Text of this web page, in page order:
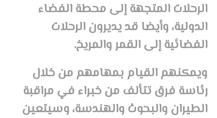
الرحلات المتجهة إلى محطة الفضاء
الدولية، وأيضا قد يديرون الرحلات
الفضائية إلى القمر والمريخ.
ويمكنهم القيام بمهامهم من خلال
رئاسة فرق تتألف من خبراء في مراقبة
الطيران والبحوث والهندسة، وسيتعين